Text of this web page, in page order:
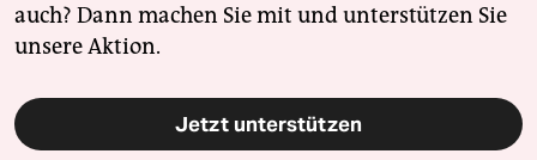
auch? Dann machen Sie mit und unterstützen Sie
unsere Aktion.
Jetzt unterstützen